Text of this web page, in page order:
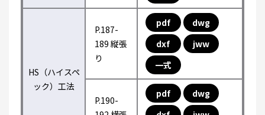
HS（ハイスペ
ック）工法
P.187-
189 縦張
り
pdf
dwg
dxf
jww
一式
P.190-
pdf
dwg